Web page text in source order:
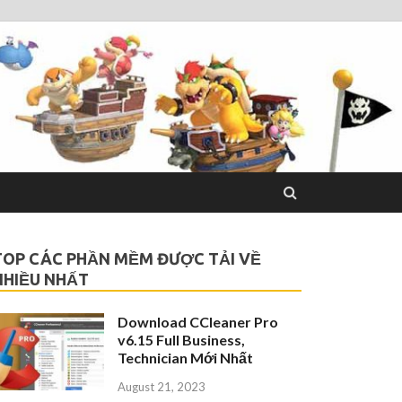
CÁC PHẦN MỀM ĐƯỢC TẢI VỀ
NHẤT
Download CCleaner Pro
v6.15 Full Business,
Technician Mới Nhất
August 21, 2023